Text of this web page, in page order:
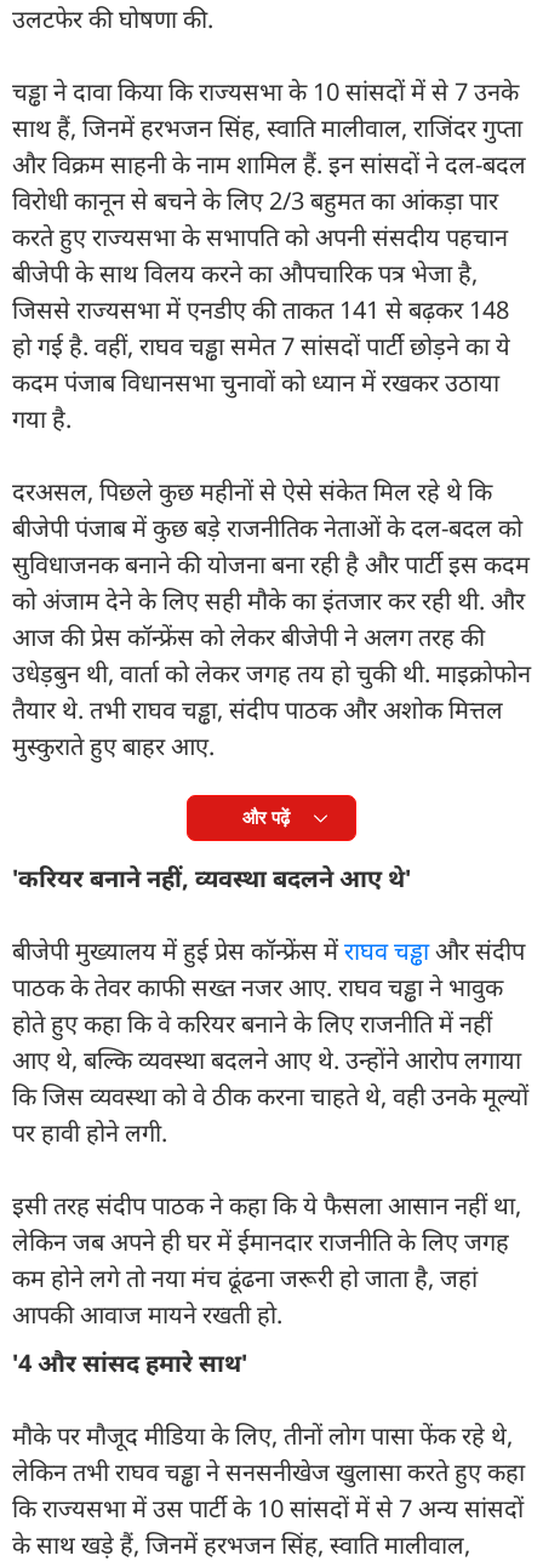
उलटफेर की घोषणा की.
चड्ढा ने दावा किया कि राज्यसभा के 10 सांसदों में से 7 उनके
साथ हैं, जिनमें हरभजन सिंह, स्वाति मालीवाल, राजिंदर गुप्ता
और विक्रम साहनी के नाम शामिल हैं. इन सांसदों ने दल-बदल
विरोधी कानून से बचने के लिए 2/3 बहुमत का आंकड़ा पार
करते हुए राज्यसभा के सभापति को अपनी संसदीय पहचान
बीजेपी के साथ विलय करने का औपचारिक पत्र भेजा है,
जिससे राज्यसभा में एनडीए की ताकत 141 से बढ़कर 148
हो गई है. वहीं, राघव चड्ढा समेत 7 सांसदों पार्टी छोड़ने का ये
कदम पंजाब विधानसभा चुनावों को ध्यान में रखकर उठाया
गया है.
दरअसल, पिछले कुछ महीनों से ऐसे संकेत मिल रहे थे कि
बीजेपी पंजाब में कुछ बड़े राजनीतिक नेताओं के दल-बदल को
सुविधाजनक बनाने की योजना बना रही है और पार्टी इस कदम
को अंजाम देने के लिए सही मौके का इंतजार कर रही थी. और
आज की प्रेस कॉन्फ्रेंस को लेकर बीजेपी ने अलग तरह की
उधेड़बुन थी, वार्ता को लेकर जगह तय हो चुकी थी. माइक्रोफोन
तैयार थे. तभी राघव चड्ढा, संदीप पाठक और अशोक मित्तल
मुस्कुराते हुए बाहर आए.
और पढ़ें
'करियर बनाने नहीं, व्यवस्था बदलने आए थे'
बीजेपी मुख्यालय में हुई प्रेस कॉन्फ्रेंस मेंराघव चड्ढाऔर संदीप
पाठक के तेवर काफी सख्त नजर आए. राघव चड्ढा ने भावुक
होते हुए कहा कि वे करियर बनाने के लिए राजनीति में नहीं
आए थे, बल्कि व्यवस्था बदलने आए थे. उन्होंने आरोप लगाया
कि जिस व्यवस्था को वे ठीक करना चाहते थे, वही उनके मूल्यों
पर हावी होने लगी.
इसी तरह संदीप पाठक ने कहा कि ये फैसला आसान नहीं था,
लेकिन जब अपने ही घर में ईमानदार राजनीति के लिए जगह
कम होने लगे तो नया मंच ढूंढना जरूरी हो जाता है, जहां
आपकी आवाज मायने रखती हो.
'4 और सांसद हमारे साथ'
मौके पर मौजूद मीडिया के लिए, तीनों लोग पासा फेंक रहे थे,
लेकिन तभी राघव चड्ढा ने सनसनीखेज खुलासा करते हुए कहा
कि राज्यसभा में उस पार्टी के 10 सांसदों में से 7 अन्य सांसदों
के साथ खड़े हैं, जिनमें हरभजन सिंह, स्वाति मालीवाल,